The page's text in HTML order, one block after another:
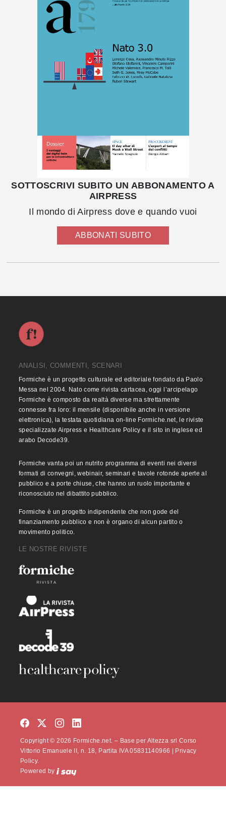
SOTTOSCRIVI SUBITO UN ABBONAMENTO A
AIRPRESS
Il mondo di Airpress dove e quando vuoi
ABBONATI SUBITO
ANALISI, COMMENTI, SCENARI
Formiche è un progetto culturale ed editoriale fondato da Paolo
Messa nel 2004. Nato come rivista cartacea, oggi l’arcipelago
Formiche è composto da realtà diverse ma strettamente
connesse fra loro: il mensile (disponibile anche in versione
elettronica), la testata quotidiana on-line Formiche.net, le riviste
specializzate Airpress e Healthcare Policy e il sito in inglese ed
arabo Decode39.
Formiche vanta poi un nutrito programma di eventi nei diversi
formati di convegni, webinair, seminari e tavole rotonde aperte al
pubblico e a porte chiuse, che hanno un ruolo importante e
riconosciuto nel dibattito pubblico.
Formiche è un progetto indipendente che non gode del
finanziamento pubblico e non è organo di alcun partito o
movimento politico.
LE NOSTRE RIVISTE
Copyright © 2026 Formiche.net. – Base per Altezza srl Corso
Vittorio Emanuele II, n. 18, Partita IVA 05831140966 |
Privacy
Policy.
Powered by